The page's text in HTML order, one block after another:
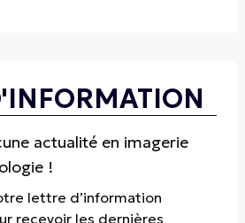
actualité en imagerie
!
lettre d’information
recevoir les dernières